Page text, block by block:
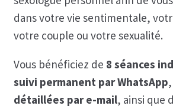
dans votre vie sentimentale,
votre couple ou votre sexualité.
Vous bénéficiez de 8 séances
suivi permanent par WhatsApp
détaillées par e-mail, ainsi que